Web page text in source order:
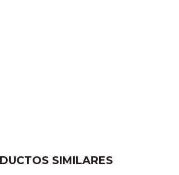
SIMILARES